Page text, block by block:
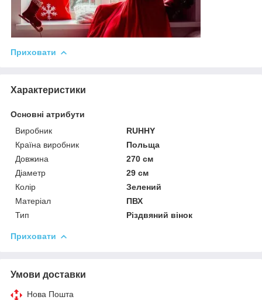
Приховати
Характеристики
Основні атрибути
Виробник
RUHHY
Країна виробник
Польща
Довжина
270 см
Діаметр
29 см
Колір
Зелений
Матеріал
ПВХ
Тип
Різдвяний вінок
Приховати
Умови доставки
Нова Пошта